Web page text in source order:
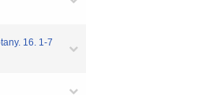
16. 1-7